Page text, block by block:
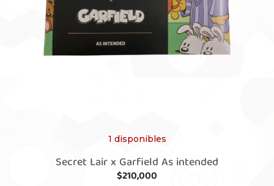
1 disponibles
Secret Lair x Garfield As intended
$210,000